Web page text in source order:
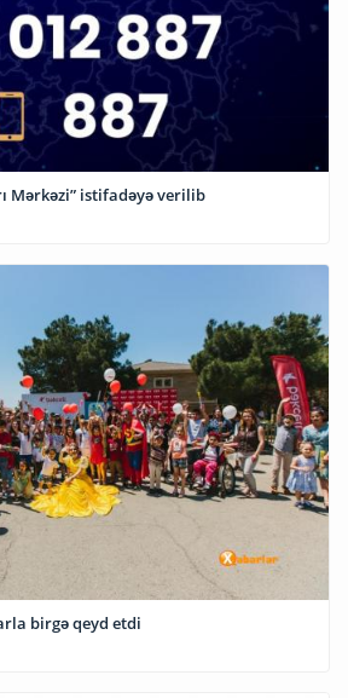
Mərkəzi” istifadəyə verilib
birgə qeyd etdi